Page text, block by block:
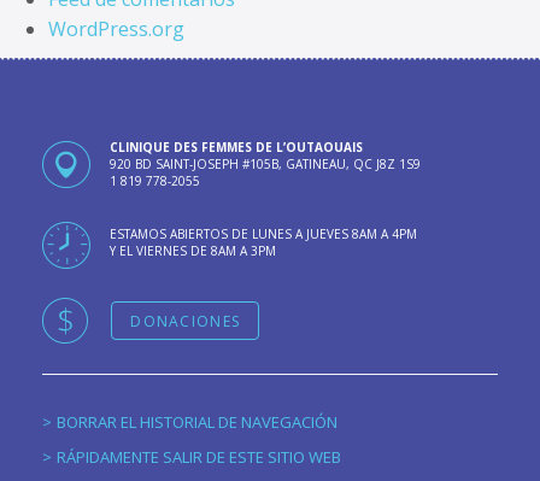
WordPress.org
CLINIQUE DES FEMMES DE L’OUTAOUAIS
920 BD SAINT-JOSEPH #105B, GATINEAU, QC J8Z 1S9
1 819 778-2055
ESTAMOS ABIERTOS DE LUNES A JUEVES 8AM A 4PM
Y EL VIERNES DE 8AM A 3PM
DONACIONES
BORRAR EL HISTORIAL DE NAVEGACIÓN
RÁPIDAMENTE SALIR DE ESTE SITIO WEB